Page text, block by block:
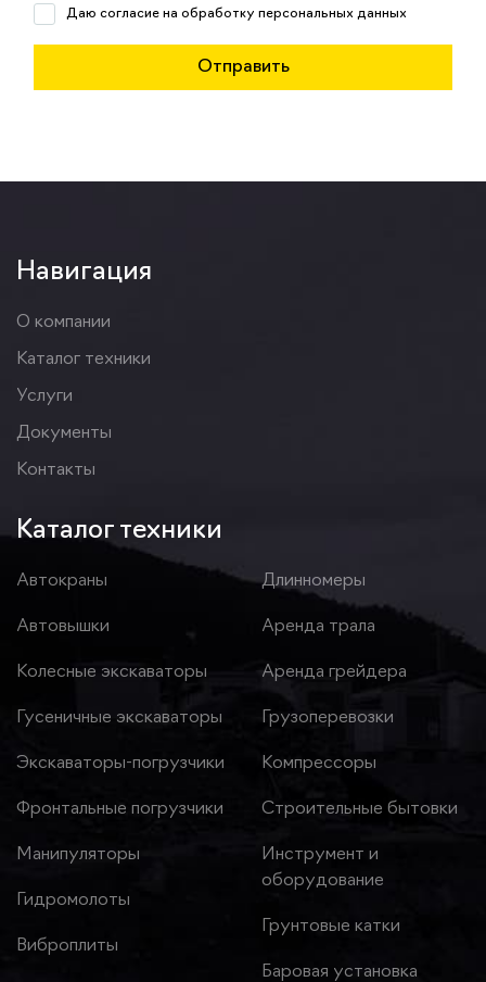
Даю согласие на обработку персональных данных
Навигация
О компании
Каталог техники
Услуги
Документы
Контакты
Каталог техники
Автокраны
Автовышки
Колесные экскаваторы
Гусеничные экскаваторы
Экскаваторы-погрузчики
Фронтальные погрузчики
Манипуляторы
Гидромолоты
Виброплиты
Длинномеры
Аренда трала
Аренда грейдера
Грузоперевозки
Компрессоры
Строительные бытовки
Инструмент и
оборудование
Грунтовые катки
Баровая установка